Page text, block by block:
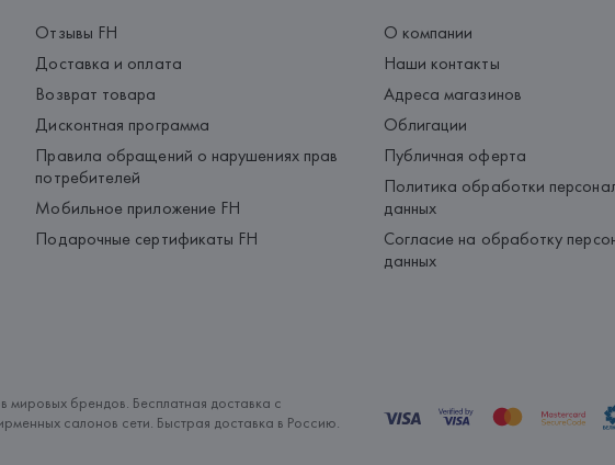
Отзывы FH
Доставка и оплата
Возврат товара
Дисконтная программа
Правила обращений о нарушениях прав
потребителей
Мобильное приложение FH
Подарочные сертификаты FH
О компании
Наши контакты
Адреса магазинов
Облигации
Публичная оферта
Политика обработки
данных
Согласие на обработку
данных
брендов. Бесплатная доставка с
салонов сети. Быстрая доставка в Россию.